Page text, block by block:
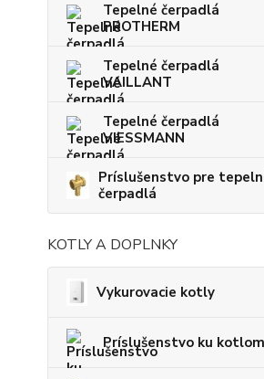
Tepelné čerpadlá
PROTHERM
Tepelné čerpadlá
VAILLANT
Tepelné čerpadlá
VIESSMANN
Príslušenstvo pre
čerpadlá
KOTLY A DOPLNKY
Vykurovacie kotly
Príslušenstvo ku kotlom